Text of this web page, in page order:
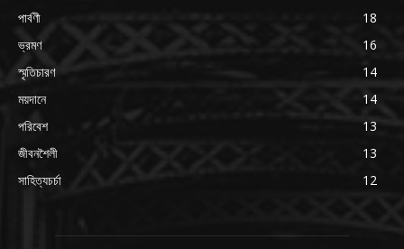
পার্বণী
18
ভ্রমণ
16
স্মৃতিচারণ
14
ময়দানে
14
পরিবেশ
13
জীবনশৈলী
13
সাহিত্যচর্চা
12